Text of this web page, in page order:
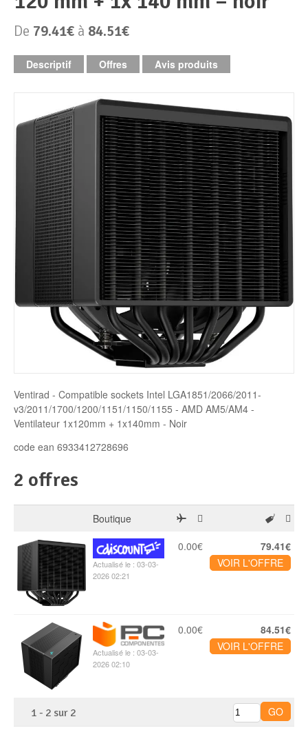
PC en kit
Barebone
Tablettes
Carte mère
Mémoire PC
Mémoire Notebook
Processeur
Disque SSD
Imprimante
Réseaux
De 79.41€ à 84.51€
Descriptif Offres Avis produits
Ventirad - Compatible sockets Intel LGA1851/2066/2011-
v3/2011/1700/1200/1151/1150/1155 - AMD AM5/AM4 -
Ventilateur 1x120mm + 1x140mm - Noir
code ean 6933412728696
2 offres
Boutique
Actualisé le : 03-03-
2026 02:21
0.00€
79.41€
VOIR L'OFFRE
Actualisé le : 03-03-
2026 02:10
0.00€
84.51€
VOIR L'OFFRE
1 - 2 sur 2